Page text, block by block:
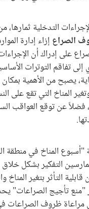
التدخلية ثمارها،
الصراع إزاء إدارة
على إدراك أن
تفاقم التوترات
يصبح من الأهمية بمكان
المناخ التي تقع على
فضلاً عن توقع العواقب
"أسبوع المناخ في
التفكير بشكل
قابلية التأثر بتغير
"منع تأجيج الصراعات"
مراعاة ظروف الصراعات